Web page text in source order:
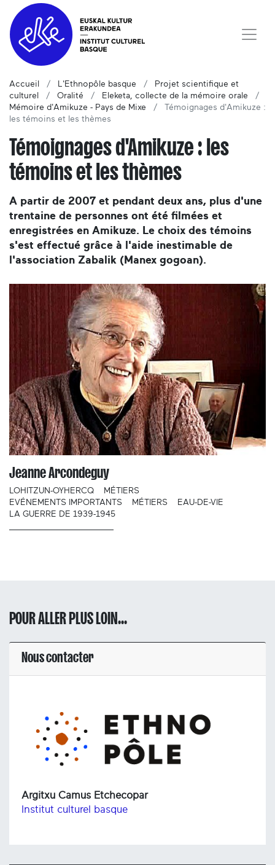
Accueil L'Ethnopôle basque
Projet scientifique et
culturel
Oralité
Eleketa, collecte de la mémoire orale
Mémoire d'Amikuze - Pays de Mixe
Témoignages d'Amikuze :
les témoins et les thèmes
Témoignages d'Amikuze : les
témoins et les thèmes
A partir de 2007 et pendant deux ans, plus d'une
trentaine de personnes ont été filmées et
enregistrées en Amikuze. Le choix des témoins
s'est effectué grâce à l'aide inestimable de
l'association Zabalik (Manex gogoan).
Jeanne Arcondeguy
LOHITZUN-OYHERCQ
MÉTIERS
EVÉNEMENTS IMPORTANTS
MÉTIERS
EAU-DE-VIE
LA GUERRE DE 1939-1945
POUR ALLER PLUS LOIN...
Nous contacter
Argitxu Camus Etchecopar
Institut culturel basque